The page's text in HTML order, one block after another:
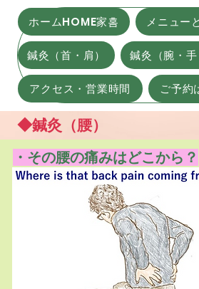
ホームHOME家홈 メニュー
鍼灸（首・肩） 鍼灸（腕・
アクセス・営業時間 ご予
◆鍼灸（腰）
・その腰の痛みはどこから？